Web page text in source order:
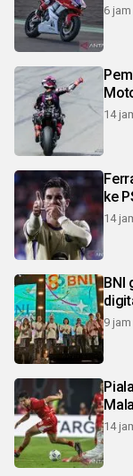
6
14
ke
14
BNI
9
14